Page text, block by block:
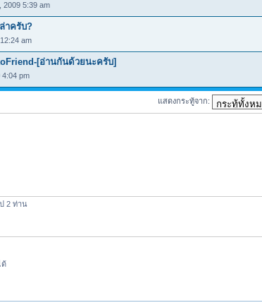
2009 5:39 am
าครับ?
am
[อ่านกันด้วยนะครับ]
pm
แสดงกระทู้จาก:
2 ท่าน
ด้